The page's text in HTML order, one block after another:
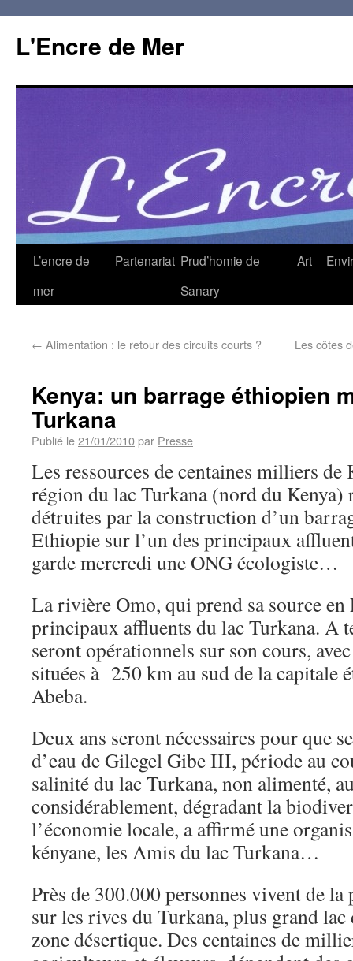
L'Encre de Mer
L’encre de
mer
Partenariat Prud’homie de
Sanary
Art
← Alimentation : le retour des circuits courts ? Les côtes
Kenya: un barrage éthiopien
Turkana
Publié le21/01/2010par Presse
Les ressources de centaines milliers de
région du lac Turkana (nord du Kenya)
détruites par la construction d’un
Ethiopie sur l’un des principaux
garde mercredi une ONG écologiste…
La rivière Omo, qui prend sa source en
principaux affluents du lac Turkana. A
seront opérationnels sur son cours,
situées à 250 km au sud de la capitale
Abeba.
Deux ans seront nécessaires pour que
d’eau de Gilegel Gibe III, période au
salinité du lac Turkana, non alimenté,
considérablement, dégradant la
l’économie locale, a affirmé une
kényane, les Amis du lac Turkana…
Près de 300.000 personnes vivent de la
sur les rives du Turkana, plus grand lac
zone désertique. Des centaines de